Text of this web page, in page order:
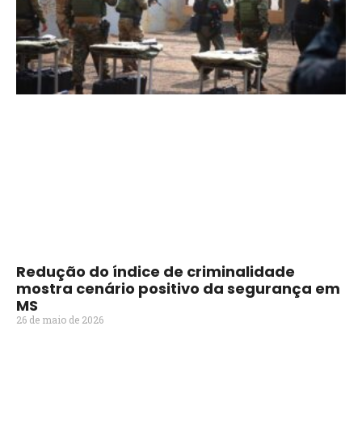
Redução do índice de criminalidade
mostra cenário positivo da segurança em
MS
26 de maio de 2026